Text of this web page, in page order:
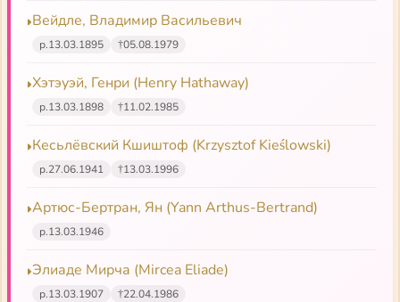
Вейдле, Владимир Васильевич
р.13.03.1895 †05.08.1979
Хэтэуэй, Генри (Henry Hathaway)
р.13.03.1898 †11.02.1985
Кесьлёвский Кшиштоф (Krzysztof Kieślowski)
р.27.06.1941 †13.03.1996
Артюс-Бертран, Ян (Yann Arthus-Bertrand)
р.13.03.1946
Элиаде Мирча (Mircea Eliade)
р.13.03.1907 †22.04.1986